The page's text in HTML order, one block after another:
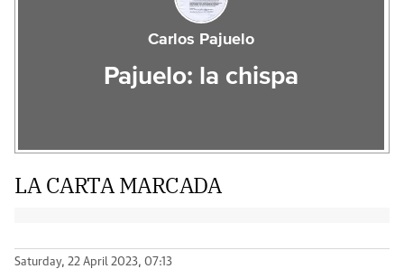
Carlos Pajuelo
Pajuelo: la chispa
LA CARTA MARCADA
Saturday, 22 April 2023, 07:13